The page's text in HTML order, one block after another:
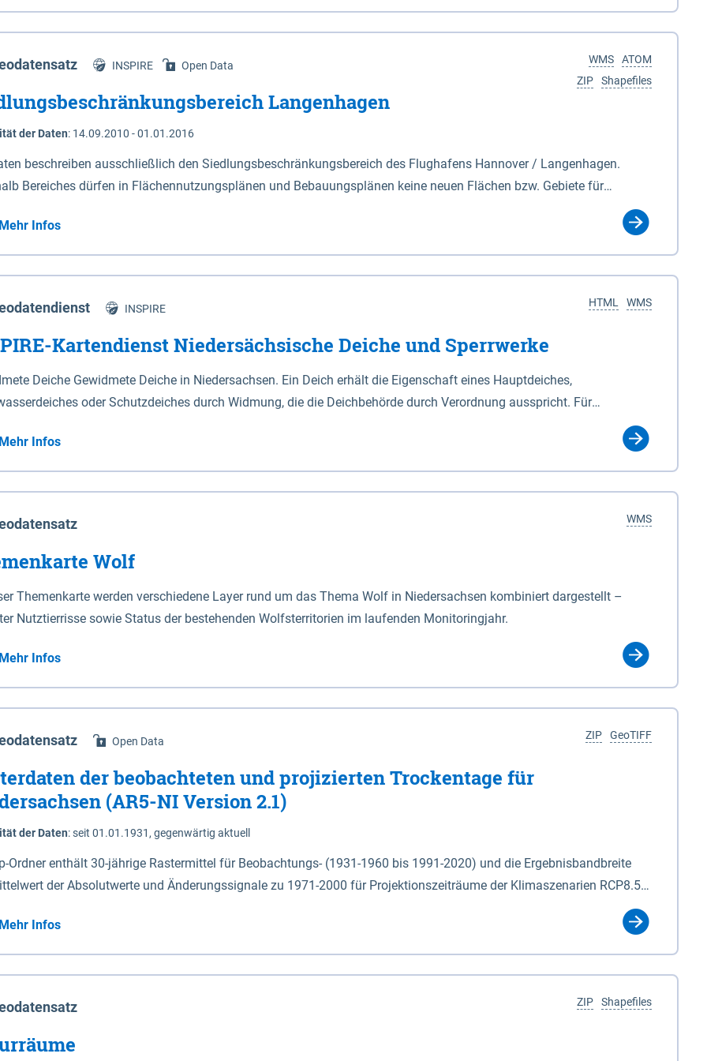
Niedersachsen (vgl. Abb. 4-1) entlang der Elbe zwischen Schnackenburg im Osten und Hohnstorf (Elbe) im Westen
472,5 bei Schnackenburg bis 569 bei Lauenburg). Das Biosphärenreservat umfasst Teile der Landkreise
Dannenberg und Lüneburg.
ATOM
WMS
Shapefiles
ZIP
INSPIRE Open Data
Langenhagen
der Daten: 14.09.2010 - 01.01.2016
beschreiben ausschließlich den Siedlungsbeschränkungsbereich des Flughafens Hannover / Langenhagen.
Bereiches dürfen in Flächennutzungsplänen und Bebauungsplänen keine neuen Flächen bzw. Gebiete für
Mehr Infos
WMS
HTML
INSPIRE
Kartendienst Niedersächsische Deiche und Sperrwerke
Deiche Gewidmete Deiche in Niedersachsen. Ein Deich erhält die Eigenschaft eines Hauptdeiches,
oder Schutzdeiches durch Widmung, die die Deichbehörde durch Verordnung ausspricht. Für
Deiche gelten die Bestimmungen des Niedersächsischen Deichgesetzes (NDG). Die Widmung "2.Deichlinie" ist
Sperrwerke Sperrwerke sind Bauwerke mit Sperrvorrichtungen in Tidegewässern, die dem
eines Gebietes vor erhöhten Tiden, vor allem vor Sturmfluten, zu dienen bestimmt sind (§2 Abs.3 NDG). Ein Bauwerk
Art erhält die Eigenschaft eines Sperrwerkes durch Widmung, die die Deichbehörde durch Verordnung
Mehr Infos
WMS
Wolf
Themenkarte werden verschiedene Layer rund um das Thema Wolf in Niedersachsen kombiniert dargestellt –
Nutztierrisse sowie Status der bestehenden Wolfsterritorien im laufenden Monitoringjahr.
Mehr Infos
GeoTIFF
ZIP
Open Data
der beobachteten und projizierten Trockentage für
(AR5-NI Version 2.1)
der Daten:seit 01.01.1931, gegenwärtig aktuell
Ordner enthält 30-jährige Rastermittel für Beobachtungs- (1931-1960 bis 1991-2020) und die Ergebnisbandbreite
der Absolutwerte und Änderungssignale zu 1971-2000 für Projektionszeiträume der Klimaszenarien RCP8.5
(Jun. - Aug.) - au: Herbst (Sep. - Nov.) - wi: Winter (Dez. - Feb.) - hyr:
Jahr (Nov. - Okt.) - hsu: Hydrologisches Sommerhalbjahr (Mai - Okt.) - hwi: Hydrologisches Winterhalbjahr
- vd: Vegetationsruhe (Okt. - Mär.) Neben den Rasterdaten ist eine
zu den Dateinamen und für eine Darstellung im GIS eine Klassifizierung der Rasterdaten mit Klassenname und
code gegeben.
Mehr Infos
Shapefiles
ZIP